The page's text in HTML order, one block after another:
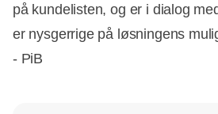
på kundelisten, og er i dialog
er nysgerrige på løsningens
- PiB